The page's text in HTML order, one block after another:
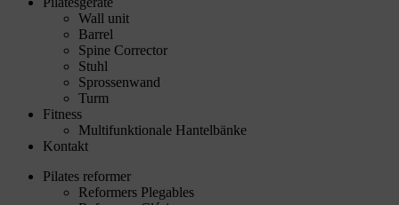
Wall unit
Barrel
Spine Corrector
Stuhl
Sprossenwand
Turm
Fitness
Multifunktionale Hantelbänke
Kontakt
Pilates reformer
Reformers Plegables